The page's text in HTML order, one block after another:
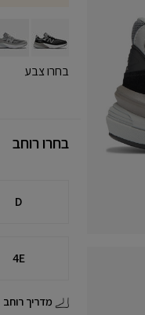
בחרו צבע
בחרו רוחב
D
4E
מדריך רוחב